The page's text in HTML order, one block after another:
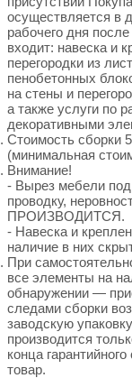
осуществляется в
рабочего дня
входит: навеска и
перегородки из
пенобетонных
на стены и
а также услуги по
декоративными
Стоимость сборки
(минимальная
Внимание!
- Вырез мебели
проводку,
ПРОИЗВОДИТСЯ.
- Навеска и
наличие в них
При
все элементы на
обнаружении —
следами сборки
заводскую
производится
конца
товар.